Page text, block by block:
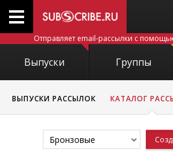
Отправляет email-рассылки с
Выпуски Группы
ВЫПУСКИ РАССЫЛОК КАТАЛОГ
Бронзовые